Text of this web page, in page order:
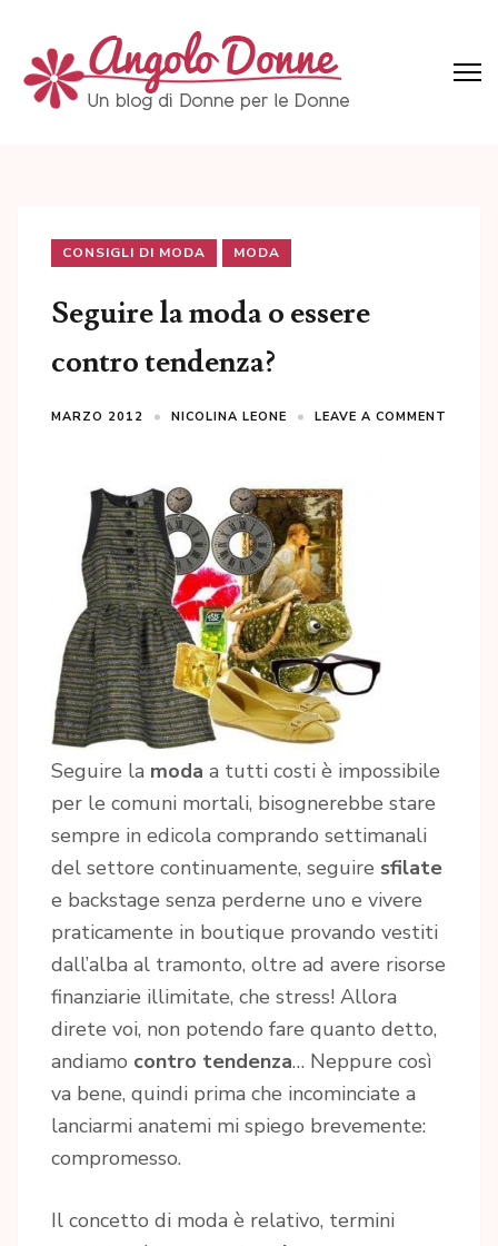
content
(Press
CONSIGLI DI MODA MODA
Seguire la moda o essere
contro tendenza?
MARZO 2012 NICOLINA LEONE LEAVE A COMMENT
Seguire la moda a tutti costi è impossibile
per le comuni mortali, bisognerebbe stare
sempre in edicola comprando settimanali
del settore continuamente, seguire sfilate
e backstage senza perderne uno e vivere
praticamente in boutique provando vestiti
dall’alba al tramonto, oltre ad avere risorse
finanziarie illimitate, che stress! Allora
direte voi, non potendo fare quanto detto,
andiamo contro tendenza… Neppure così
va bene, quindi prima che incominciate a
lanciarmi anatemi mi spiego brevemente:
compromesso.
Il concetto di moda è relativo, termini